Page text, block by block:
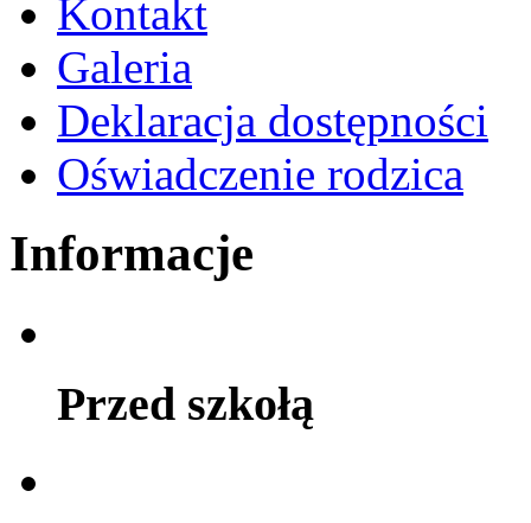
Kontakt
Galeria
Deklaracja dostępności
Oświadczenie rodzica
Informacje
Przed szkołą